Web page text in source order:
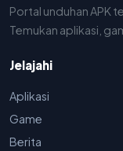
Portal unduhan APK
Temukan aplikasi,
Jelajahi
Aplikasi
Game
Berita